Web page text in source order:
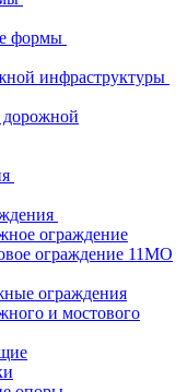
формы
инфраструктуры
дорожной
ограждение
ограждение 11МО
ограждения
и мостового